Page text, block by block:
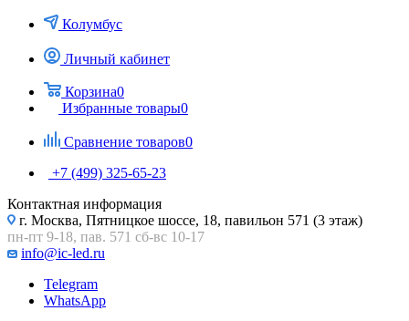
Колумбус
Личный кабинет
Корзина0
Избранные товары0
Сравнение товаров0
+7 (499) 325-65-23
Контактная информация
г. Москва, Пятницкое шоссе, 18, павильон 571 (3 этаж)
пн-пт 9-18, пав. 571 сб-вс 10-17
info@ic-led.ru
Telegram
WhatsApp